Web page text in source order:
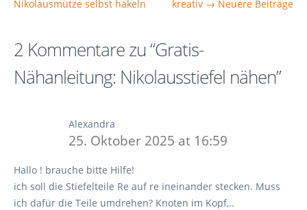
Nikolausmütze selbst häkeln
kreativ → Neuere Beiträge
2 Kommentare zu “Gratis-
Nähanleitung: Nikolausstiefel nähen”
Alexandra
25. Oktober 2025 at 16:59
Hallo ! brauche bitte Hilfe!
ich soll die Stiefelteile Re auf re ineinander stecken. Muss
ich dafür die Teile umdrehen? Knoten im Kopf,..